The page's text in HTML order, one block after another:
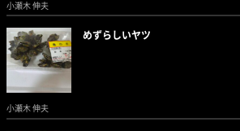
小瀬木 伸夫
めずらしいヤツ
小瀬木 伸夫